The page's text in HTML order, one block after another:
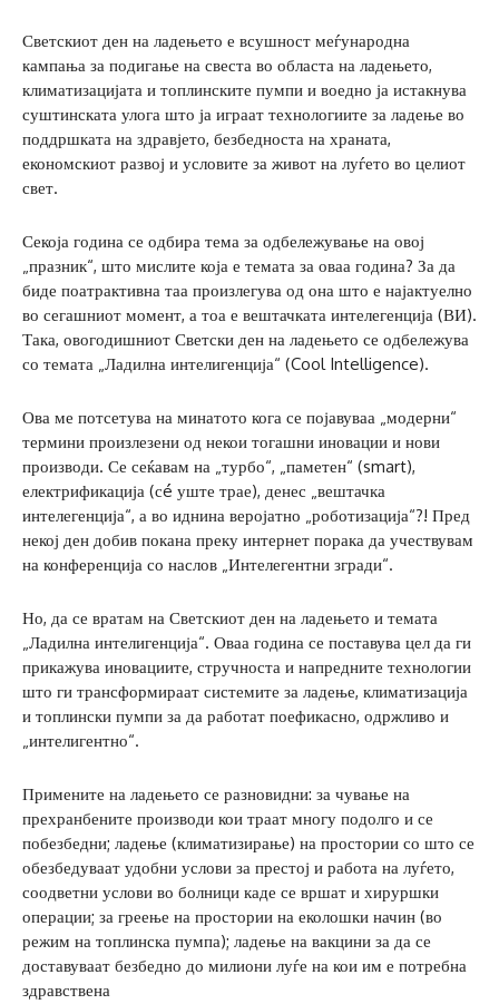
Светскиот ден на ладењето е всушност меѓународна
кампања за подигање на свеста во областа на ладењето,
климатизацијата и топлинските пумпи и воедно ја истакнува
суштинската улога што ја играат технологиите за ладење во
поддршката на здравјето, безбедноста на храната,
економскиот развој и условите за живот на луѓето во целиот
свет.
Секоја година се одбира тема за одбележување на овој
„празник“, што мислите која е темата за оваа година? За да
биде поатрактивна таа произлегува од она што е најактуелно
во сегашниот момент, а тоа е вештачката интелегенција (ВИ).
Така, овогодишниот Светски ден на ладењето се одбележува
со темата „Ладилна интелигенција“ (Cool Intelligence).
Ова ме потсетува на минатото кога се појавуваа „модерни“
термини произлезени од некои тогашни иновации и нови
производи. Се сеќавам на „турбо“, „паметен“ (smart),
електрификација (сé уште трае), денес „вештачка
интелегенција“, а во иднина веројатно „роботизација“?! Пред
некој ден добив покана преку интернет порака да учествувам
на конференција со наслов „Интелегентни згради“.
Но, да се вратам на Светскиот ден на ладењето и темата
„Ладилна интелигенција“. Оваа година се поставува цел да ги
прикажува иновациите, стручноста и напредните технологии
што ги трансформираат системите за ладење, климатизација
и топлински пумпи за да работат поефикасно, одржливо и
„интелигентно“.
Примените на ладењето се разновидни: за чување на
прехранбените производи кои траат многу подолго и се
побезбедни; ладење (климатизирање) на простории со што се
обезбедуваат удобни услови за престој и работа на луѓето,
соодветни услови во болници каде се вршат и хируршки
операции; за греење на простории на еколошки начин (во
режим на топлинска пумпа); ладење на вакцини за да се
доставуваат безбедно до милиони луѓе на кои им е потребна
здравствена